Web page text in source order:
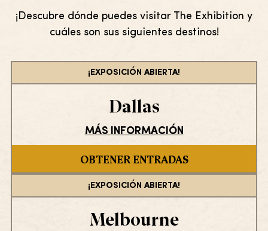
¡Descubre dónde puedes visitar The Exhibition y
cuáles son sus siguientes destinos!
¡EXPOSICIÓN ABIERTA!
Dallas
MÁS INFORMACIÓN
OBTENER ENTRADAS
¡EXPOSICIÓN ABIERTA!
Melbourne